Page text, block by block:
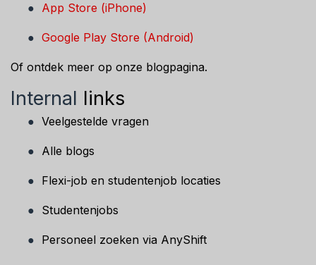
● App Store (iPhone)
● Google Play Store (Android)
Of ontdek meer op onze blogpagina.
Internal links
● Veelgestelde vragen
● Alle blogs
● Flexi-job en studentenjob locaties
● Studentenjobs
● Personeel zoeken via AnyShift